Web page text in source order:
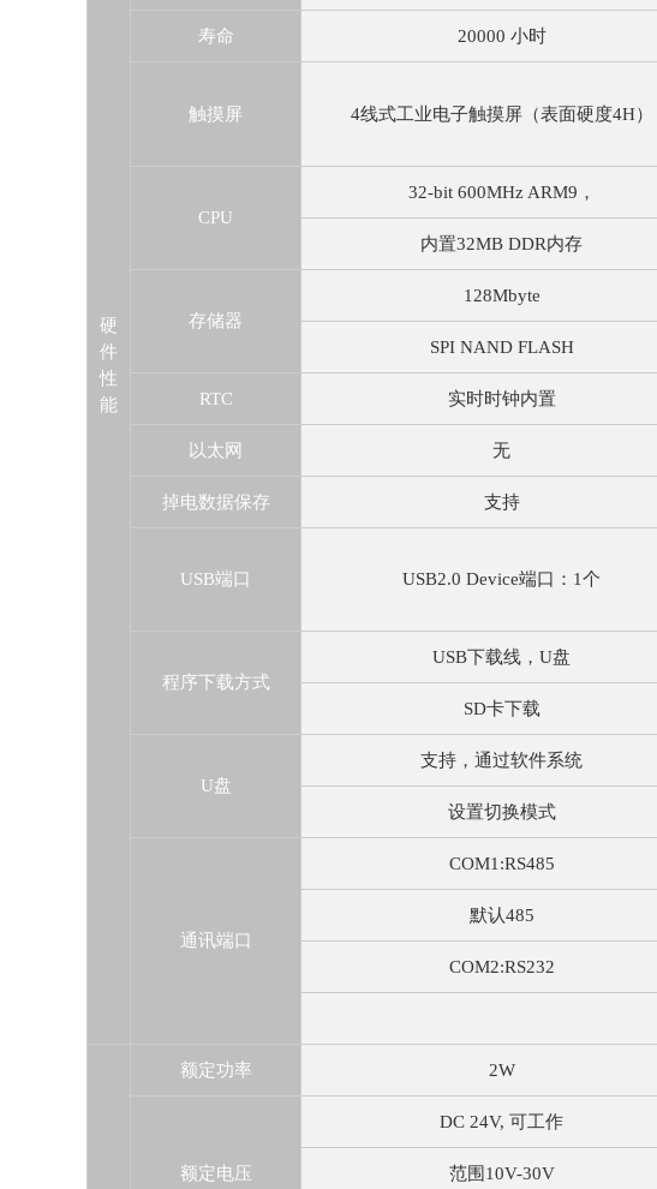
硬
件
性
能
寿命 20000 小时
触摸屏 4线式工业电子触摸屏（表面硬度4H）
CPU
32-bit 600MHz ARM9，
内置32MB DDR内存
存储器
128Mbyte
SPI NAND FLASH
RTC 实时时钟内置
以太网 无
掉电数据保存 支持
USB端口 USB2.0 Device端口：1个
程序下载方式
USB下载线，U盘
SD卡下载
U盘
支持，通过软件系统
设置切换模式
通讯端口
COM1:RS485
默认485
COM2:RS232
额定功率 2W
额定电压
DC 24V, 可工作
范围10V-30V